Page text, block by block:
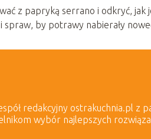
z papryką serrano i odkryć, jak
spraw, by potrawy nabierały
redakcyjny ostrakuchnia.pl z
wybór najlepszych